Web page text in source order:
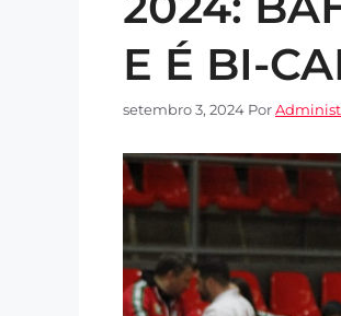
E É BI-
setembro 3, 2024 Por